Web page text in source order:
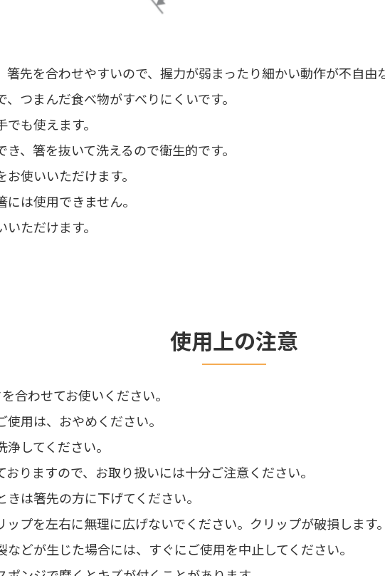
箸先を合わせやすいので、握力が弱まったり細かい動作が不自由
つまんだ食べ物がすべりにくいです。
も使えます。
、箸を抜いて洗えるので衛生的です。
使いいただけます。
は使用できません。
ただけます。
使用上の注意
合わせてお使いください。
用は、おやめください。
してください。
おりますので、お取り扱いには十分ご注意ください。
きは箸先の方に下げてください。
ップを左右に無理に広げないでください。クリップが破損します。
などが生じた場合には、すぐにご使用を中止してください。